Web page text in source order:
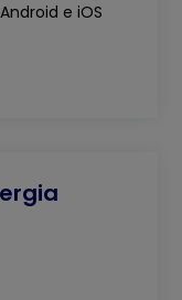
e iOS